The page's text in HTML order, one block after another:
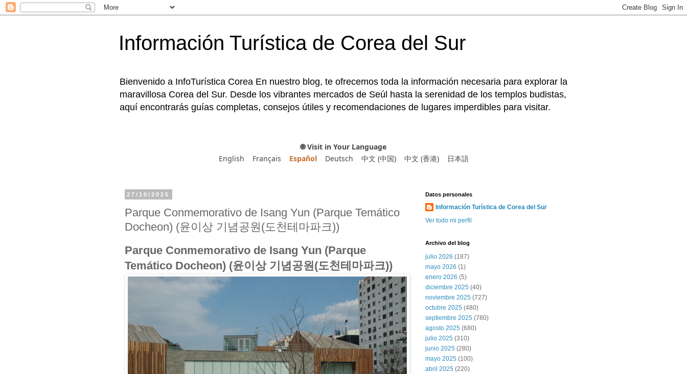
Información Turística de Corea del Sur
Bienvenido a InfoTurística Corea En nuestro blog, te ofrecemos toda la información necesaria para explorar la
maravillosa Corea del Sur. Desde los vibrantes mercados de Seúl hasta la serenidad de los templos budistas,
aquí encontrarás guías completas, consejos útiles y recomendaciones de lugares imperdibles para visitar.
🌐 Visit in Your Language
English
Français Español Deutsch 中文 (中国) 中文 (香港) 日本語
27/10/2025
Parque Conmemorativo de Isang Yun (Parque Temático
Docheon) (윤이상 기념공원(도천테마파크))
Parque Conmemorativo de Isang Yun (Parque
Temático Docheon) (윤이상 기념공원(도천테마파크))
Datos personales
Información Turística de Corea del Sur
Ver todo mi perfil
Archivo del blog
julio 2026 (187)
mayo 2026 (1)
enero 2026 (5)
diciembre 2025 (40)
noviembre 2025 (727)
octubre 2025 (480)
septiembre 2025 (780)
agosto 2025 (680)
julio 2025 (310)
junio 2025 (280)
mayo 2025 (100)
abril 2025 (220)